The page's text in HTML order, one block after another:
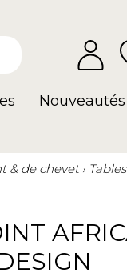
Nouveautés
& de chevet